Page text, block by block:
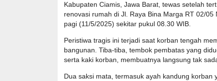
Kabupaten Ciamis, Jawa Barat, tewas setelah
renovasi rumah di Jl. Raya Bina Marga RT 02/
pagi (11/5/2025) sekitar pukul 08.30 WIB.
Peristiwa tragis ini terjadi saat korban tengah
bangunan. Tiba-tiba, tembok pembatas yang
serta kaki korban, membuatnya langsung tak
Dua saksi mata, termasuk ayah kandung korban